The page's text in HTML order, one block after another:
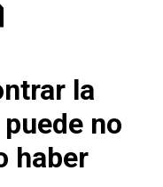
la
no
haber